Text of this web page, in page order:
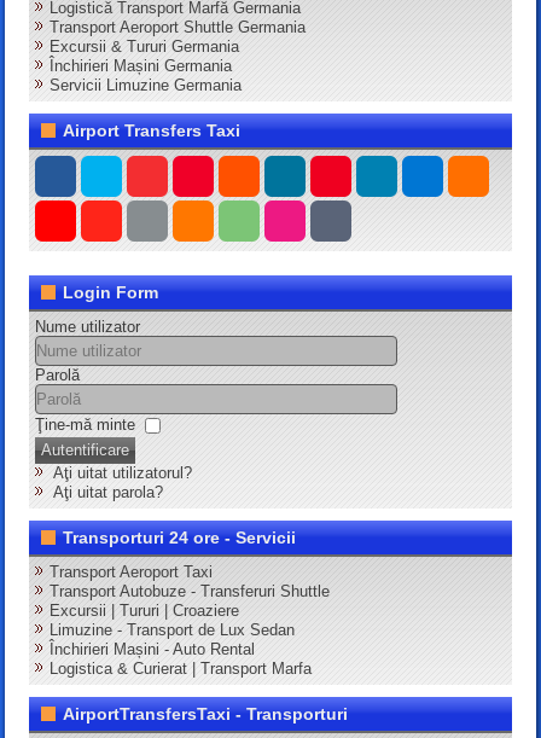
Logistică Transport Marfă Germania
Transport Aeroport Shuttle Germania
Excursii & Tururi Germania
Închirieri Mașini Germania
Servicii Limuzine Germania
Airport Transfers Taxi
Login Form
Nume utilizator
Parolă
Ţine-mă minte
Autentificare
Aţi uitat utilizatorul?
Aţi uitat parola?
Transporturi 24 ore - Servicii
Transport Aeroport Taxi
Transport Autobuze - Transferuri Shuttle
Excursii | Tururi | Croaziere
Limuzine - Transport de Lux Sedan
Închirieri Mașini - Auto Rental
Logistica & Curierat | Transport Marfa
AirportTransfersTaxi - Transporturi